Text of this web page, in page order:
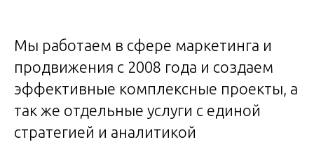
Мы работаем в сфере маркетинга и
продвижения c 2008 года и создаем
эффективные комплексные проекты, а
так же отдельные услуги с единой
стратегией и аналитикой